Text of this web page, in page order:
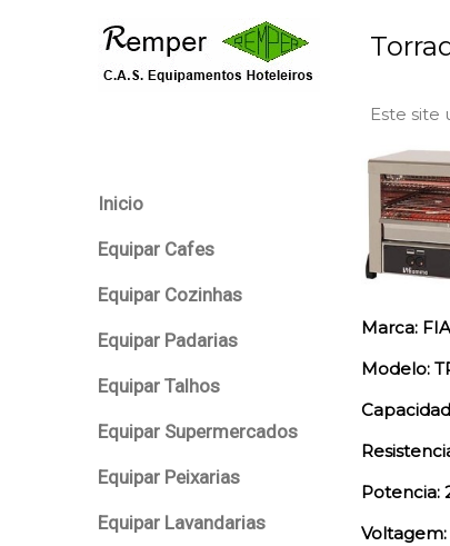
Inicio
Equipar Cafes
Equipar Cozinhas
Equipar Padarias
Equipar Talhos
Equipar Supermercados
Equipar Peixarias
Equipar Lavandarias
Este site
Marca:
Modelo:
Potencia: